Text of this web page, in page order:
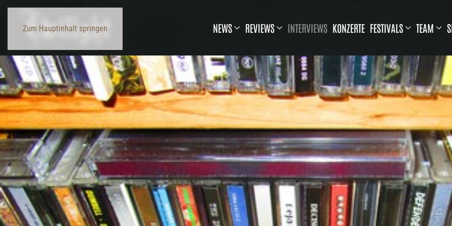
Zum Hauptinhalt springen NEWS REVIEWS INTERVIEWS KONZERTE FESTIVALS TEAM